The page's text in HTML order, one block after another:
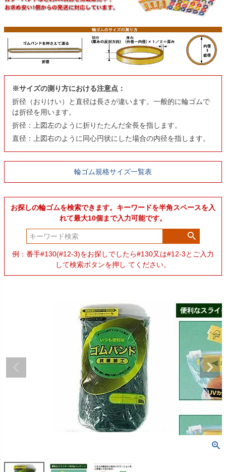
※サイズの測り方における注意点：
折径（おりけい）と直径は長さが違います。一般的に輪ゴムで
は折径を用います。
折径：上図左のように折りたたんだ全長を指します。
直径：上図右のように同心円状にした場合の内径を指します。
輪ゴム規格サイズ一覧表
お探しの輪ゴムを検索できます。キーワードを半角スペースを入
れて最大10個まで入力可能です。
例：番手#130(#12-3)をお探しでしたら#130又は#12-3とご入力
して検索ボタンを押し てください。